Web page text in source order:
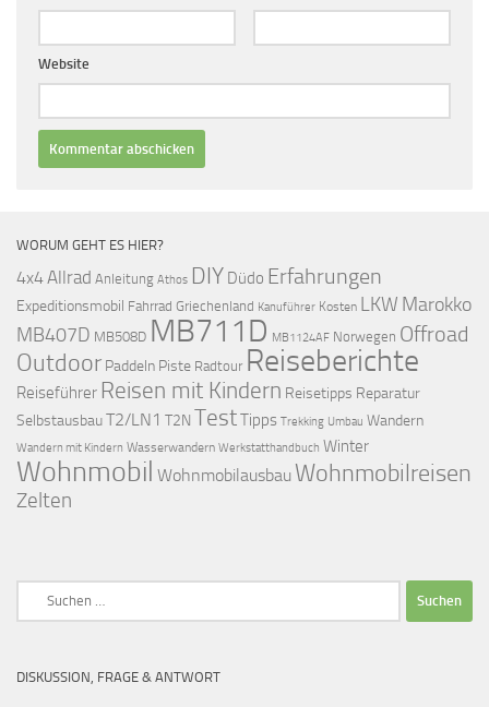
Website
WORUM GEHT ES HIER?
4x4 Allrad Anleitung Athos DIY Düdo Erfahrungen
Expeditionsmobil Fahrrad Griechenland Kanuführer Kosten LKW Marokko
MB407D MB508D MB711D MB1124AF Norwegen Offroad
Outdoor Paddeln Piste Radtour Reiseberichte
Reiseführer Reisen mit Kindern Reisetipps Reparatur
SelbstausbauT2/LN1 T2N TestTipps Trekking Umbau Wandern
Wandern mit Kindern Wasserwandern Werkstatthandbuch Winter
Wohnmobil Wohnmobilausbau Wohnmobilreisen
Zelten
DISKUSSION, FRAGE & ANTWORT